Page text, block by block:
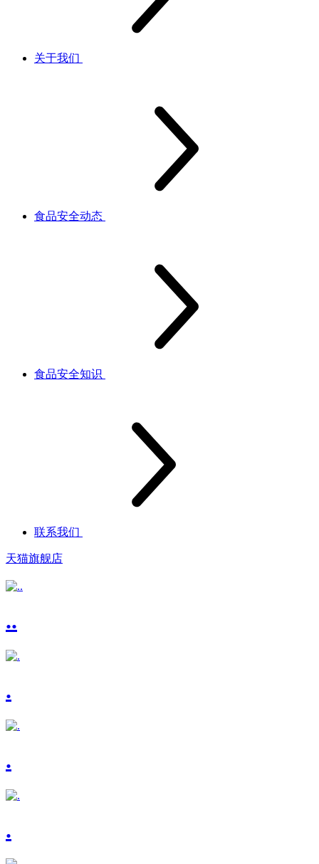
关于我们
食品安全动态
食品安全知识
联系我们
天猫旗舰店
..
.
.
.